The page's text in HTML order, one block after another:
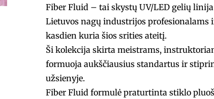
Fiber Fluid – tai skystų UV/LED gelių
Lietuvos nagų industrijos profesionalams
kasdien kuria šios srities ateitį.
Ši kolekcija skirta meistrams,
formuoja aukščiausius standartus ir
užsienyje.
Fiber Fluid formulė praturtinta stiklo